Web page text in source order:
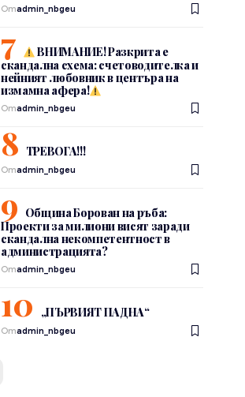
Отadmin_nbgeu
ВНИМАНИЕ! Разкрита е
скандална схема: счетоводителка и
нейният любовник в центъра на
измамна афера!
Отadmin_nbgeu
ТРЕВОГА!!!
Отadmin_nbgeu
Община Борован на ръба:
Проекти за милиони висят заради
скандална некомпетентност в
администрацията?
Отadmin_nbgeu
„ПЪРВИЯТ ПАДНА“
Отadmin_nbgeu